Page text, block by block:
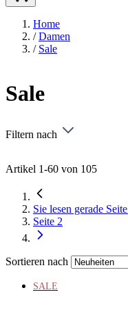
Home
/ Damen
/ Sale
Sale
Filtern nach
Artikel 1-60 von 105
Sie lesen gerade Seite
Seite 2
Sortieren nach
SALE